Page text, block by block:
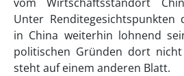
Unter Renditegesichtspunkten
in China weiterhin lohnend
politischen Gründen dort
steht auf einem anderen Blatt.